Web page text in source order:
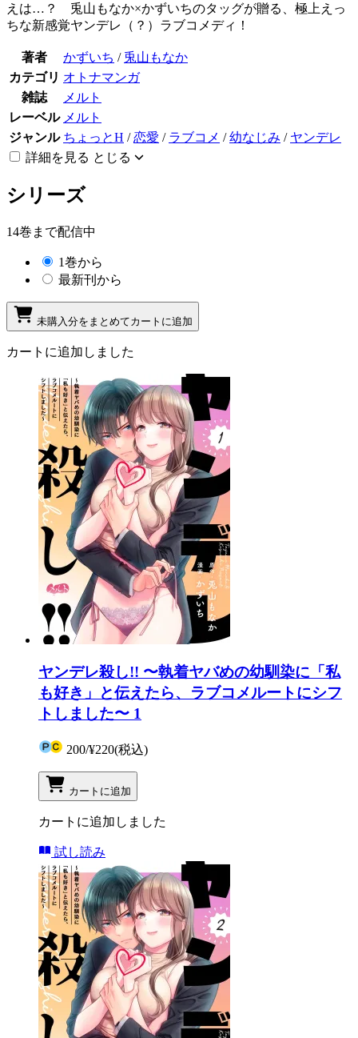
えは…？ 兎山もなか×かずいちのタッグが贈る、極上えっ
ちな新感覚ヤンデレ（？）ラブコメディ！
著者 かずいち / 兎山もなか
カテゴリ オトナマンガ
雑誌
メルト
レーベル メルト
ジャンル ちょっとH /恋愛 / ラブコメ /幼なじみ / ヤンデレ
詳細を見る とじる
シリーズ
14巻まで配信中
1巻から
最新刊から
未購入分をまとめてカートに追加
カートに追加しました
ヤンデレ殺し!! 〜執着ヤバめの幼馴染に「私
も好き」と伝えたら、ラブコメルートにシフ
トしました〜 1
200/¥220(税込)
カートに追加
カートに追加しました
試し読み